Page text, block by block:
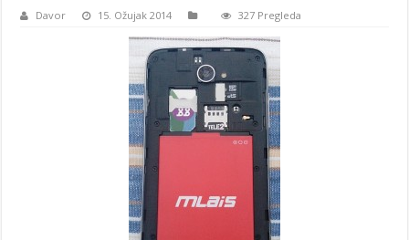
Davor 15. Ožujak 2014 327 Pregleda